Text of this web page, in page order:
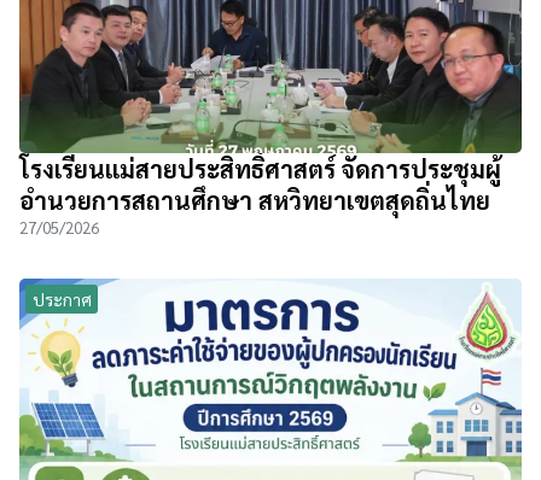
โรงเรียนแม่สายประสิทธิ์ศาสตร์ จัดการประชุมผู้
อำนวยการสถานศึกษา สหวิทยาเขตสุดถิ่นไทย
27/05/2026
ประกาศ